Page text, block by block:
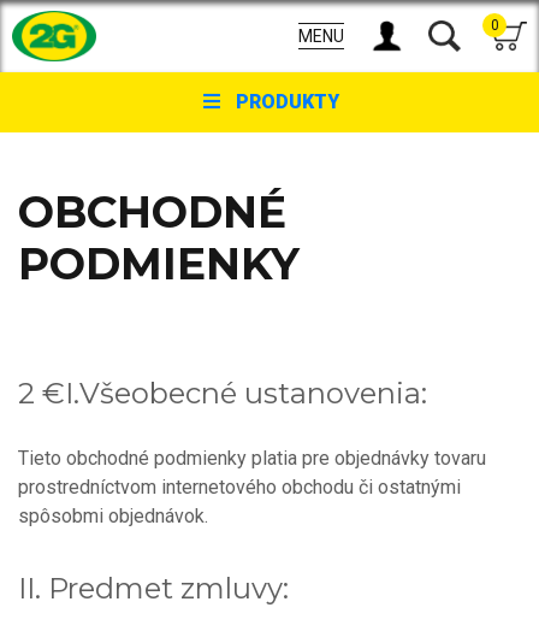
MENU
0
PRODUKTY
OBCHODNÉ
PODMIENKY
2 €I.Všeobecné ustanovenia:
Tieto obchodné podmienky platia pre objednávky tovaru
prostredníctvom internetového obchodu či ostatnými
spôsobmi objednávok.
II. Predmet zmluvy: